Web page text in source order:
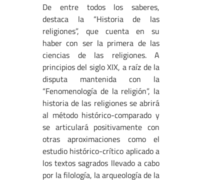
De entre todos los saberes,
destaca la “Historia de las
religiones”, que cuenta en su
haber con ser la primera de las
ciencias de las religiones. A
principios del siglo XIX, a raíz de la
disputa mantenida con la
“Fenomenología de la religión”, la
historia de las religiones se abrirá
al método histórico-comparado y
se articulará positivamente con
otras aproximaciones como el
estudio histórico-crítico aplicado a
los textos sagrados llevado a cabo
por la filología, la arqueología de la